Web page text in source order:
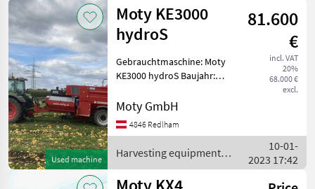
crop fields /
Ascon3
Used machine
Moty KE3000
hydroS
81.600
€
incl. VAT
20%
68.000 €
excl.
Gebrauchtmaschine: Moty
KE3000 hydroS Baujahr:
Erntemaschine für
Kürbiskerne 7, 5 x 2, 8 x 3, 9
mm m (l x b x h) +/- 7.500 kg
Moty GmbH
4846 Redlham
Harvesting equipment
crop fields / Moty
10-01-
2023 17:42